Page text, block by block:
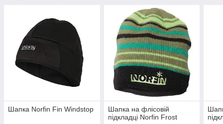
Шапка Norfin Fin Windstop
Шапка на флісовій
підкладці Norfin Frost